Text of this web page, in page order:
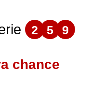
2 5 9
chance